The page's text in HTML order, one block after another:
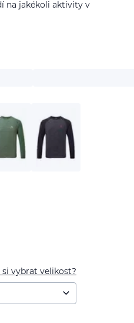
na jakékoli aktivity v
si vybrat velikost?